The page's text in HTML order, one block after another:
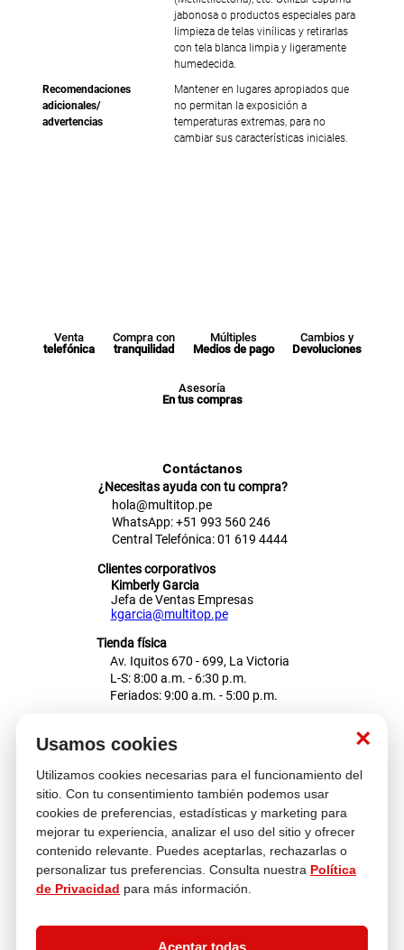
×
Usamos cookies
Utilizamos cookies necesarias para el funcionamiento del
sitio. Con tu consentimiento también podemos usar
cookies de preferencias, estadísticas y marketing para
mejorar tu experiencia, analizar el uso del sitio y ofrecer
contenido relevante. Puedes aceptarlas, rechazarlas o
personalizar tus preferencias. Consulta nuestra Política
de Privacidad para más información.
Aceptar todas
jabonosa o productos especiales para
limpieza de telas vinílicas y retirarlas
con tela blanca limpia y ligeramente
humedecida.
Recomendaciones
adicionales/
advertencias
Mantener en lugares apropiados que
no permitan la exposición a
temperaturas extremas, para no
cambiar sus características iniciales.
Venta
telefónica
Compra con
tranquilidad
Múltiples
Medios de pago
Cambios y
Devoluciones
Asesoría
En tus compras
Contáctanos
¿Necesitas ayuda con tu compra?
hola@multitop.pe
WhatsApp: +51 993 560 246
Central Telefónica: 01 619 4444
Clientes corporativos
Kimberly Garcia
Jefa de Ventas Empresas
kgarcia@multitop.pe
Tienda física
Av. Iquitos 670 - 699, La Victoria
L-S: 8:00 a.m. - 6:30 p.m.
Feriados: 9:00 a.m. - 5:00 p.m.
Atención al cliente
Descubre más